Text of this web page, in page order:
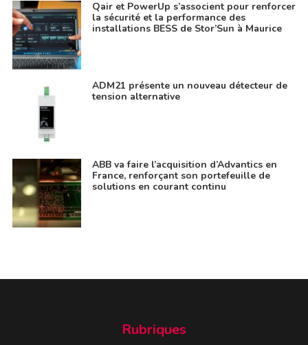
Qair et PowerUp s’associent pour renforcer
la sécurité et la performance des
installations BESS de Stor’Sun à Maurice
ADM21 présente un nouveau détecteur de
tension alternative
ABB va faire l’acquisition d’Advantics en
France, renforçant son portefeuille de
solutions en courant continu
Rubriques